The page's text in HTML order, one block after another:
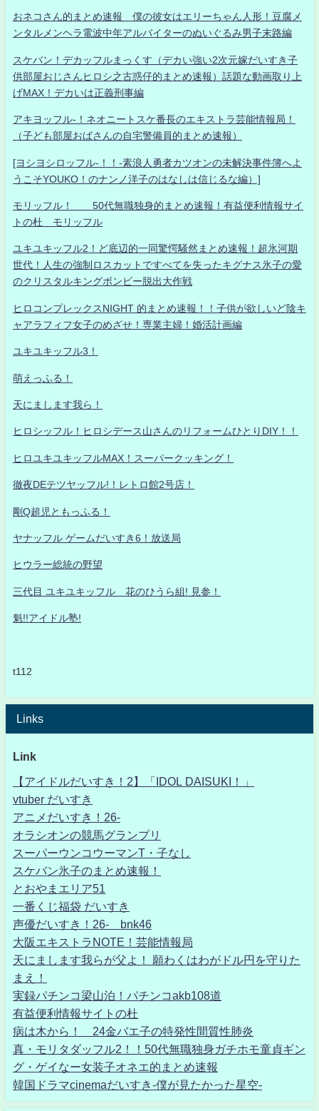
おネコさん的まとめ速報 僕の彼女はエリーちゃん人形！豆腐メ
ンタルメンヘラ電波中年アルバイターのぬいぐるみ男子末路編
スケバン！デカッフルまっくす（デカい強い2次元嫁だいすき子
供部屋おじさんヒロシ之古惑仔的まとめ速報）話題な動画取り上
げMAX！デカいは正義刑事編
アキヨッフル-！ネオニートスケ番長のエキストラ芸能情報局！
（子ども部屋おばさんの自宅警備員的まとめ速報）
[ヨシヨシロッフル-！！-素浪人勇者カツオンの未解決事件簿へよ
うこそYOUKO！のナンノ洋子のはなしは信じるな編）]
モリッフル！ 50代無職独身的まとめ速報！有益便利情報サイ
トの杜 モリッフル
ユキユキッフル2！ど底辺的一同驚愕騒然まとめ速報！超氷河期
世代！人生の強制ロスカットですべてを失ったキグナス氷子の愛
のクリスタルキングボンビー脱出大作戦
ヒロコンプレックスNIGHT 的まとめ速報！！子供が欲しいど陰キ
ャアラフィフ女子のめざせ！専業主婦！婚活計画編
ユキユキッフル3！
萌えっふる！
天にまします我ら！
ヒロシッフル！ヒロシデース山さんのリフォームひとりDIY！！
ヒロユキユキッフルMAX！スーパークッキング！
徹夜DEテツヤッフル!！レトロ館2号店！
剛Q超児ともっふる！
ヤナッフル ゲームだいすき6！放送局
ヒウラー総統の野望
三代目 ユキユキッフル 花のひうら組! 見参！
魁!!アイドル塾!
t112
Links
Link
【アイドルだいすき！2】「IDOL DAISUKI！」
vtuber だいすき
アニメだいすき！26-
オラシオンの競馬グランプリ
スーパーウンコウーマンT・子なし
スケバン氷子のまとめ速報！
とおやまエリア51
一番くじ福袋 だいすき
声優だいすき！26- bnk46
大阪エキストラNOTE！芸能情報局
天にまします我らが父よ！ 願わくはわがドル円を守りた
まえ！
実録パチンコ梁山泊！パチンコakb108道
有益便利情報サイトの杜
病は木から！ 24金バエ子の特発性間質性肺炎
真・モリタダッフル2！！50代無職独身ガチホモ童貞ギン
グ・ゲイなー女装子オネエ的まとめ速報
韓国ドラマcinemaだいすき-僕が見たかった星空-